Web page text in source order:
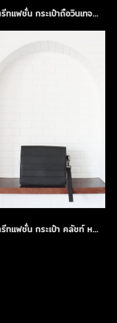
สตรีทแฟชั่น กระเป๋าถือวินเทจแบบหวายสาน
สตรีทแฟชั่น กระเป๋า คลัชท์ หนังแท้ สีดำ